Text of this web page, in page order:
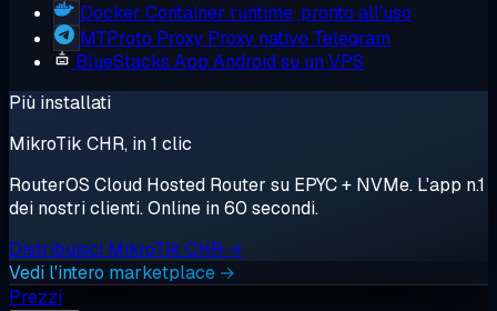
Docker Container runtime, pronto all'uso
MTProto Proxy Proxy nativo Telegram
BlueStacks App Android su un VPS
Più installati
MikroTik CHR, in 1 clic
RouterOS Cloud Hosted Router su EPYC + NVMe. L'app n.1
dei nostri clienti. Online in 60 secondi.
Distribuisci MikroTik CHR →
Vedi l'intero marketplace →
Prezzi